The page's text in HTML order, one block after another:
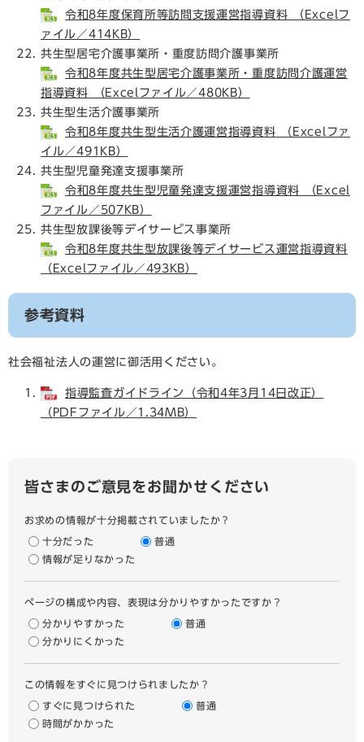
令和8年度保育所等訪問支援運営指導資料 （Excelフ
ァイル／414KB）
共生型居宅介護事業所・重度訪問介護事業所
令和8年度共生型居宅介護事業所・重度訪問介護運営
指導資料 （Excelファイル／480KB）
共生型生活介護事業所
令和8年度共生型生活介護運営指導資料 （Excelファ
イル／491KB）
共生型児童発達支援事業所
令和8年度共生型児童発達支援運営指導資料 （Excel
ファイル／507KB）
共生型放課後等デイサービス事業所
令和8年度共生型放課後等デイサービス運営指導資料
（Excelファイル／493KB）
参考資料
社会福祉法人の運営に御活用ください。
指導監査ガイドライン（令和4年3月14日改正）
（PDFファイル／1.34MB）
皆さまのご意見をお聞かせください
お求めの情報が十分掲載されていましたか？
十分だった
普通
情報が足りなかった
ページの構成や内容、表現は分かりやすかったですか？
分かりやすかった
普通
分かりにくかった
この情報をすぐに見つけられましたか？
すぐに見つけられた
普通
時間がかかった